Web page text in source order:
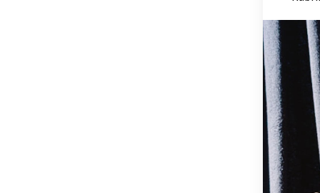
THERMEN-